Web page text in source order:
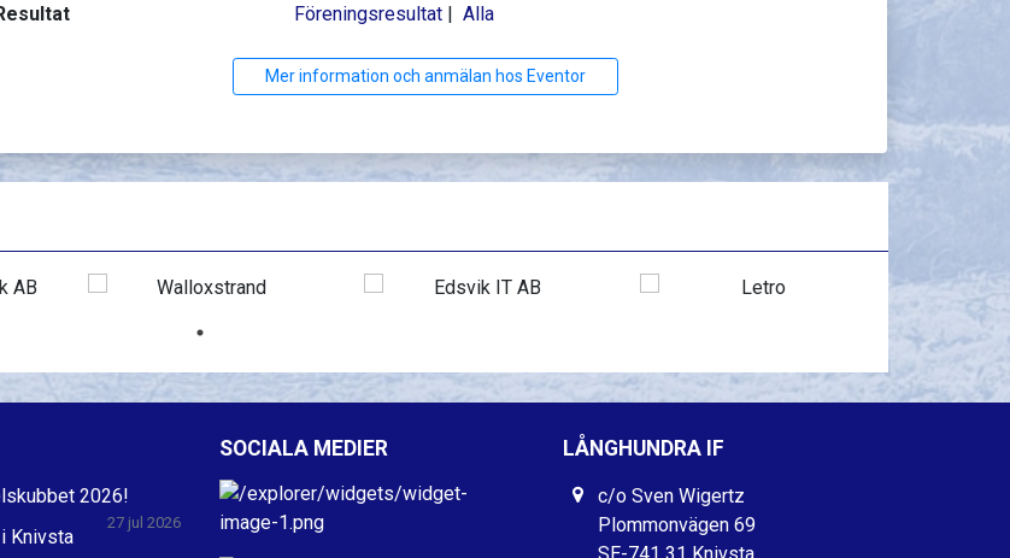
Föreningsresultat| Alla
Mer information och anmälan hos Eventor
2026!
27 jul 2026
Knivsta
SOCIALA MEDIER LÅNGHUNDRA IF
c/o Sven Wigertz
Plommonvägen 69
SE-741 31 Knivsta